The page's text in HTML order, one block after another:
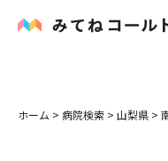
内科
ホーム > 病院検索 > 山梨県 >